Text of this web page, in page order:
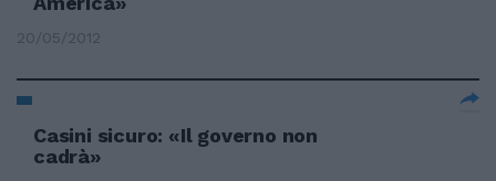
20/05/2012
Casini sicuro: «Il governo non
cadrà»